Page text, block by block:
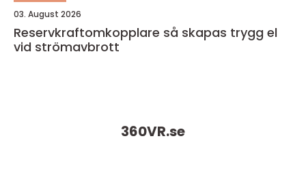
03. August 2026
Reservkraftomkopplare så skapas trygg el
vid strömavbrott
360VR.se